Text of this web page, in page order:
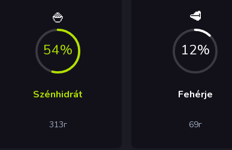
🍚
54%
Szénhidrát
313г
🥩
12%
Fehérje
69г